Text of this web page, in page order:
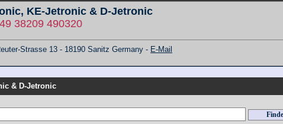
KE-Jetronic & D-Jetronic
38209 490320
Strasse 13 - 18190 Sanitz Germany - E-Mail
& D-Jetronic